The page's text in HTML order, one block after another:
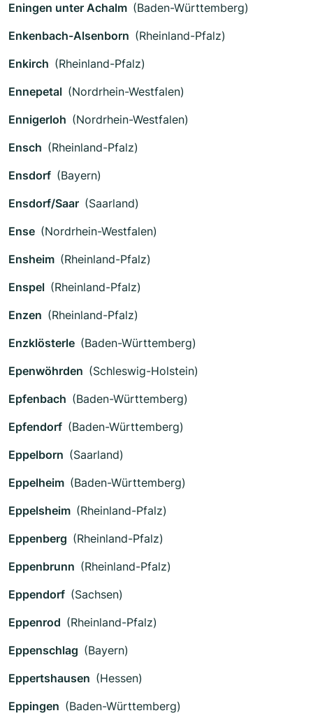
Eningen unter Achalm (Baden-Württemberg)
Enkenbach-Alsenborn (Rheinland-Pfalz)
Enkirch (Rheinland-Pfalz)
Ennepetal (Nordrhein-Westfalen)
Ennigerloh (Nordrhein-Westfalen)
Ensch (Rheinland-Pfalz)
Ensdorf (Bayern)
Ensdorf/Saar (Saarland)
Ense (Nordrhein-Westfalen)
Ensheim (Rheinland-Pfalz)
Enspel (Rheinland-Pfalz)
Enzen (Rheinland-Pfalz)
Enzklösterle (Baden-Württemberg)
Epenwöhrden (Schleswig-Holstein)
Epfenbach (Baden-Württemberg)
Epfendorf (Baden-Württemberg)
Eppelborn (Saarland)
Eppelheim (Baden-Württemberg)
Eppelsheim (Rheinland-Pfalz)
Eppenberg (Rheinland-Pfalz)
Eppenbrunn (Rheinland-Pfalz)
Eppendorf (Sachsen)
Eppenrod (Rheinland-Pfalz)
Eppenschlag (Bayern)
Eppertshausen (Hessen)
Eppingen (Baden-Württemberg)